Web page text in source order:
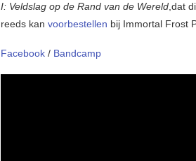
I: Veldslag op de Rand van de Wereld,dat
reeds kan voorbestellen bij Immortal Frost
Facebook / Bandcamp